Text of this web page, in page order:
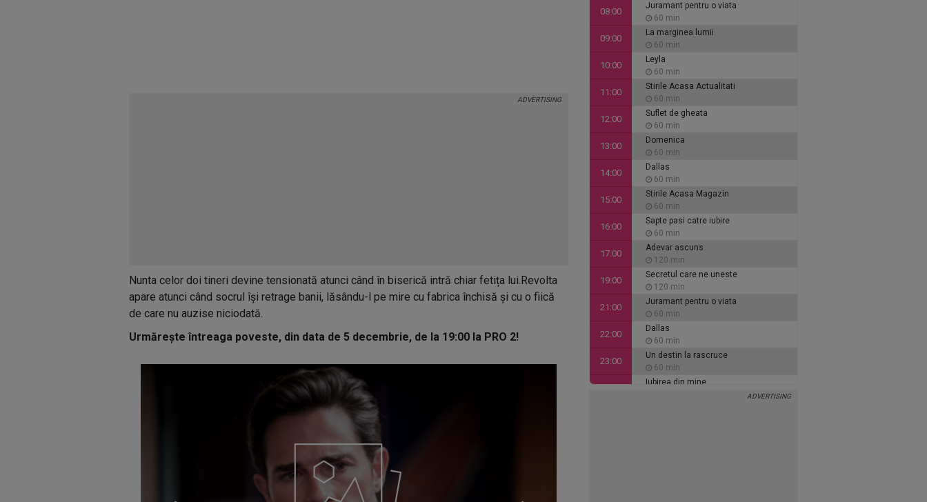
Nunta celor doi tineri devine tensionată atunci când în biserică intră chiar fetița lui.Revolta
apare atunci când socrul își retrage banii, lăsându-l pe mire cu fabrica închisă și cu o fiică
de care nu auzise niciodată.
Urmărește întreaga poveste, din data de 5 decembrie, de la 19:00 la PRO 2!
08:00
Juramant pentru o viata
60 min
09:00
La marginea lumii
60 min
10:00
Leyla
60 min
11:00
Stirile Acasa Actualitati
60 min
12:00
Suflet de gheata
60 min
13:00
Domenica
60 min
14:00
Dallas
60 min
15:00
Stirile Acasa Magazin
60 min
16:00
Sapte pasi catre iubire
60 min
17:00
Adevar ascuns
120 min
19:00
Secretul care ne uneste
120 min
21:00
Juramant pentru o viata
60 min
22:00
Dallas
60 min
23:00
Un destin la rascruce
60 min
Iubirea din mine